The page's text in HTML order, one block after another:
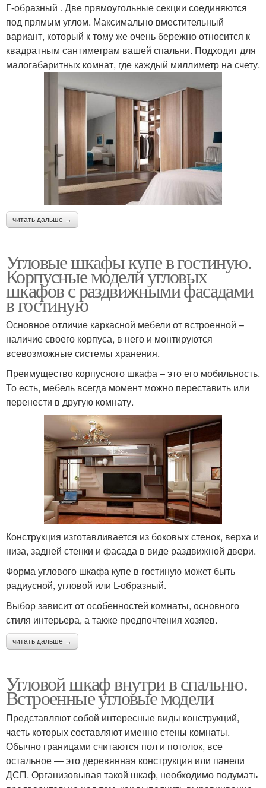
Г-образный . Две прямоугольные секции соединяются
под прямым углом. Максимально вместительный
вариант, который к тому же очень бережно относится к
квадратным сантиметрам вашей спальни. Подходит для
малогабаритных комнат, где каждый миллиметр на счету.
читать дальше →
Угловые шкафы купе в гостиную.
Корпусные модели угловых
шкафов с раздвижными фасадами
в гостиную
Основное отличие каркасной мебели от встроенной –
наличие своего корпуса, в него и монтируются
всевозможные системы хранения.
Преимущество корпусного шкафа – это его мобильность.
То есть, мебель всегда момент можно переставить или
перенести в другую комнату.
Конструкция изготавливается из боковых стенок, верха и
низа, задней стенки и фасада в виде раздвижной двери.
Форма углового шкафа купе в гостиную может быть
радиусной, угловой или L-образный.
Выбор зависит от особенностей комнаты, основного
стиля интерьера, а также предпочтения хозяев.
читать дальше →
Угловой шкаф внутри в спальню.
Встроенные угловые модели
Представляют собой интересные виды конструкций,
часть которых составляют именно стены комнаты.
Обычно границами считаются пол и потолок, все
остальное — это деревянная конструкция или панели
ДСП. Организовывая такой шкаф, необходимо подумать